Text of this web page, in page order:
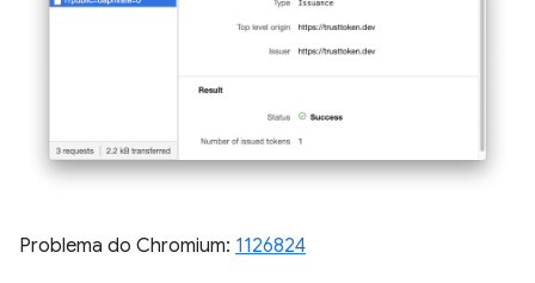
Problema do Chromium: 1126824